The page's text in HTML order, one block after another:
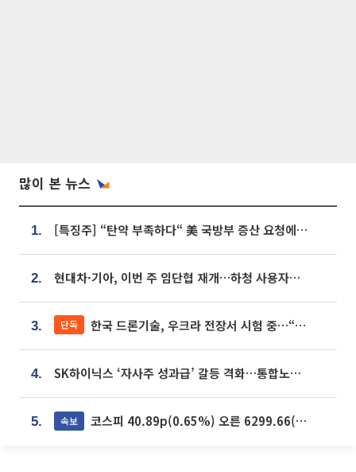
많이 본 뉴스
1. [특징주] “탄약 부족하다“ 美 국방부 증산 요청에⋯국내 방산주 급등세
2. 현대차·기아, 이번 주 임단협 재개…하청 사용자성 재심도 ‘변수’
3. 단독 한국 드론기술, 우크라 전장서 시험 중…“스타트업 여러 곳 참여”
4. SK하이닉스 ‘자사주 성과급’ 갈등 격화…통합노조 출범 움직임
5. 속보 코스피 40.89p(0.65%) 오른 6299.66(마감)